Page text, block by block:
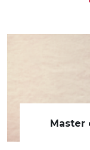
Master